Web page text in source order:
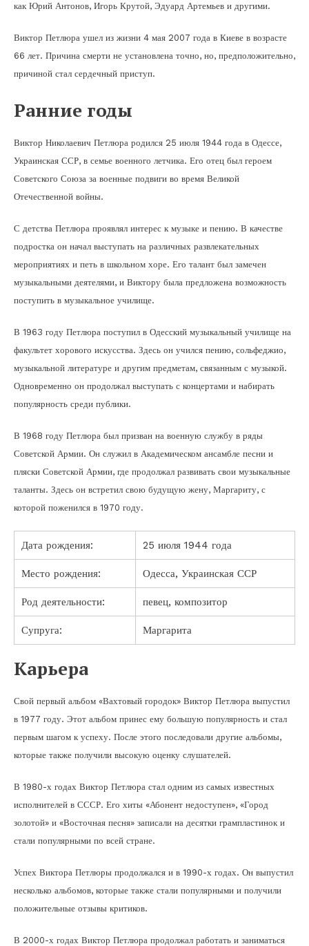
как Юрий Антонов, Игорь Крутой, Эдуард Артемьев и другими.
Виктор Петлюра ушел из жизни 4 мая 2007 года в Киеве в возрасте
66 лет. Причина смерти не установлена точно, но, предположительно,
причиной стал сердечный приступ.
Ранние годы
Виктор Николаевич Петлюра родился 25 июля 1944 года в Одессе,
Украинская ССР, в семье военного летчика. Его отец был героем
Советского Союза за военные подвиги во время Великой
Отечественной войны.
С детства Петлюра проявлял интерес к музыке и пению. В качестве
подростка он начал выступать на различных развлекательных
мероприятиях и петь в школьном хоре. Его талант был замечен
музыкальными деятелями, и Виктору была предложена возможность
поступить в музыкальное училище.
В 1963 году Петлюра поступил в Одесский музыкальный училище на
факультет хорового искусства. Здесь он учился пению, сольфеджио,
музыкальной литературе и другим предметам, связанным с музыкой.
Одновременно он продолжал выступать с концертами и набирать
популярность среди публики.
В 1968 году Петлюра был призван на военную службу в ряды
Советской Армии. Он служил в Академическом ансамбле песни и
пляски Советской Армии, где продолжал развивать свои музыкальные
таланты. Здесь он встретил свою будущую жену, Маргариту, с
которой поженился в 1970 году.
Дата рождения: 25 июля 1944 года
Место рождения: Одесса, Украинская ССР
Род деятельности: певец, композитор
Супруга: Маргарита
Карьера
Свой первый альбом «Вахтовый городок» Виктор Петлюра выпустил
в 1977 году. Этот альбом принес ему большую популярность и стал
первым шагом к успеху. После этого последовали другие альбомы,
которые также получили высокую оценку слушателей.
В 1980-х годах Виктор Петлюра стал одним из самых известных
исполнителей в СССР. Его хиты «Абонент недоступен», «Город
золотой» и «Восточная песня» записали на десятки грампластинок и
стали популярными по всей стране.
Успех Виктора Петлюры продолжался и в 1990-х годах. Он выпустил
несколько альбомов, которые также стали популярными и получили
положительные отзывы критиков.
В 2000-х годах Виктор Петлюра продолжал работать и заниматься